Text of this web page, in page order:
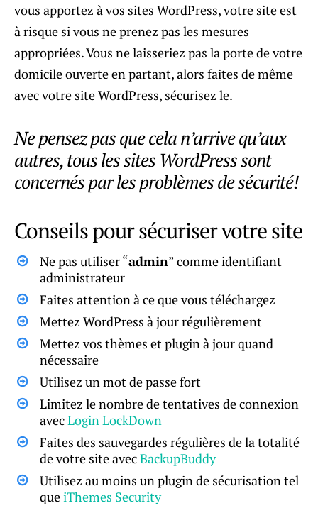
vous apportez à vos sites WordPress, votre site est
à risque si vous ne prenez pas les mesures
appropriées. Vous ne laisseriez pas la porte de votre
domicile ouverte en partant, alors faites de même
avec votre site WordPress, sécurisez le.
Ne pensez pas que cela n’arrive qu’aux
autres, tous les sites WordPress sont
concernés par les problèmes de sécurité!
Conseils pour sécuriser votre site
Ne pas utiliser “admin” comme identifiant
administrateur
Faites attention à ce que vous téléchargez
Mettez WordPress à jour régulièrement
Mettez vos thèmes et plugin à jour quand
nécessaire
Utilisez un mot de passe fort
Limitez le nombre de tentatives de connexion
avecLogin LockDown
Faites des sauvegardes régulières de la totalité
de votre site avecBackupBuddy
Utilisez au moins un plugin de sécurisation tel
queiThemes Security